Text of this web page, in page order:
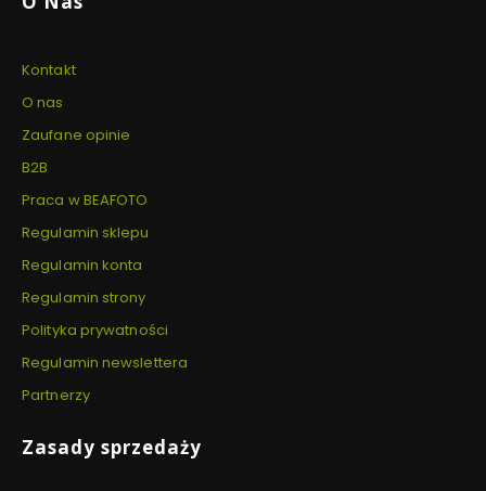
Kontakt
O nas
Zaufane opinie
B2B
Praca w BEAFOTO
Regulamin sklepu
Regulamin konta
Regulamin strony
Polityka prywatności
Regulamin newslettera
Partnerzy
Zasady sprzedaży